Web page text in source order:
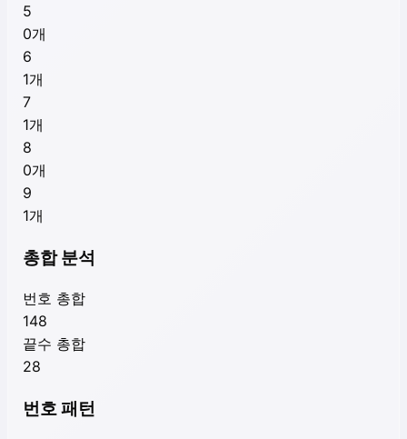
5
0개
6
1개
7
1개
8
0개
9
1개
총합 분석
번호 총합
148
끝수 총합
28
번호 패턴